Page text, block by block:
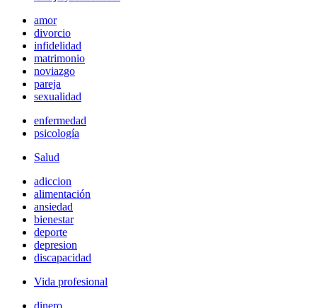
amor
divorcio
infidelidad
matrimonio
noviazgo
pareja
sexualidad
enfermedad
psicología
Salud
adiccion
alimentación
ansiedad
bienestar
deporte
depresion
discapacidad
Vida profesional
dinero